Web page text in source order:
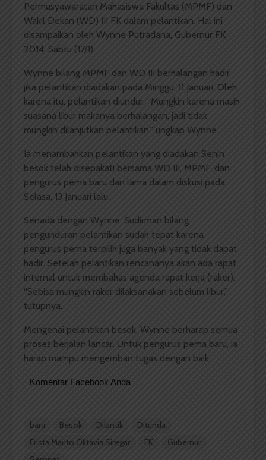
Permusyawaratan Mahasiswa Fakultas (MPMF) dan
Wakil Dekan (WD) III FK dalam pelantikan. Hal ini
disampaikan oleh Wynne Putradana, Gubernur FK
2014, Sabtu (17/1).
Wynne bilang MPMF dan WD III berhalangan hadir
jika pelantikan diadakan pada Minggu, 11 Januari. Oleh
karena itu, pelantikan diundur. “Mungkin karena masih
suasana libur makanya berhalangan, jadi tidak
mungkin dilanjutkan pelantikan,” ungkap Wynne.
Ia menambahkan pelantikan yang diadakan Senin
besok telah disepakati bersama WD III, MPMF, dan
pengurus pema baru dan lama dalam diskusi pada
Selasa, 13 Januari lalu.
Senada dengan Wynne, Sudirman bilang
pengunduran pelantikan sudah tepat karena
pengurus pema terpilih juga banyak yang tidak dapat
hadir. Setelah pelantikan rencananya akan ada rapat
internal untuk membahas agenda rapat kerja (raker).
“Sebisa mungkin raker dilaksanakan sebelum libur,”
tutupnya.
Mengenai pelantikan besok, Wynne berharap semua
proses berjalan lancar. Untuk pengurus pema baru, ia
harap mampu mengemban tugas dengan baik.
Komentar Facebook Anda
baru Besok Dilantik
Ditunda
Erista Marito Oktavia Siregar
FK
Gubernur